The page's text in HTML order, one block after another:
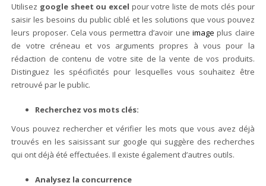
Utilisez google sheet ou excel pour votre liste de mots clés pour
saisir les besoins du public ciblé et les solutions que vous pouvez
leurs proposer. Cela vous permettra d’avoir uneimage plus claire
de votre créneau et vos arguments propres à vous pour la
rédaction de contenu de votre site de la vente de vos produits.
Distinguez les spécificités pour lesquelles vous souhaitez être
retrouvé par le public.
Recherchez vos mots clés:
Vous pouvez rechercher et vérifier les mots que vous avez déjà
trouvés en les saisissant sur google qui suggère des recherches
qui ont déjà été effectuées. Il existe également d’autres outils.
Analysez la concurrence